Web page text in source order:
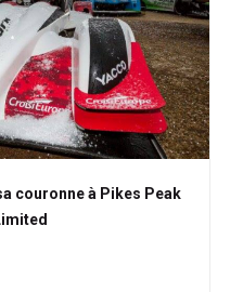
couronne à Pikes Peak